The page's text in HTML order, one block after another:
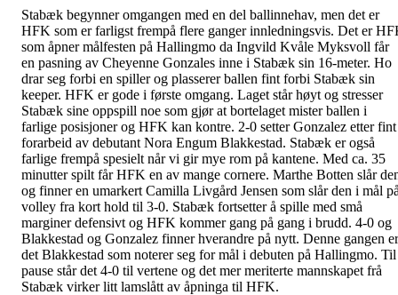
Stabæk begynner omgangen med en del ballinnehav, men det er
HFK som er farligst frempå flere ganger innledningsvis. Det er
som åpner målfesten på Hallingmo da Ingvild Kvåle Myksvoll får
en pasning av Cheyenne Gonzales inne i Stabæk sin 16-meter. Ho
drar seg forbi en spiller og plasserer ballen fint forbi Stabæk sin
keeper. HFK er gode i første omgang. Laget står høyt og stresser
Stabæk sine oppspill noe som gjør at bortelaget mister ballen i
farlige posisjoner og HFK kan kontre. 2-0 setter Gonzalez etter fint
forarbeid av debutant Nora Engum Blakkestad. Stabæk er også
farlige frempå spesielt når vi gir mye rom på kantene. Med ca. 35
minutter spilt får HFK en av mange cornere. Marthe Botten slår
og finner en umarkert Camilla Livgård Jensen som slår den i mål
volley fra kort hold til 3-0. Stabæk fortsetter å spille med små
marginer defensivt og HFK kommer gang på gang i brudd. 4-0 og
Blakkestad og Gonzalez finner hverandre på nytt. Denne gangen er
det Blakkestad som noterer seg for mål i debuten på Hallingmo. Til
pause står det 4-0 til vertene og det mer meriterte mannskapet frå
Stabæk virker litt lamslått av åpninga til HFK.